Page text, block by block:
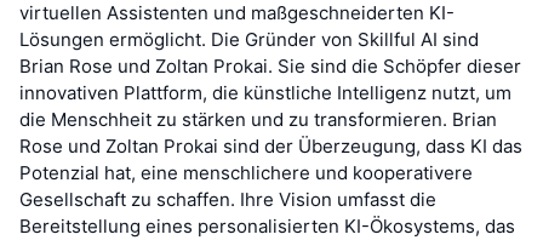
virtuellen Assistenten und maßgeschneiderten KI-
Lösungen ermöglicht. Die Gründer von Skillful AI sind
Brian Rose und Zoltan Prokai. Sie sind die Schöpfer dieser
innovativen Plattform, die künstliche Intelligenz nutzt, um
die Menschheit zu stärken und zu transformieren. Brian
Rose und Zoltan Prokai sind der Überzeugung, dass KI das
Potenzial hat, eine menschlichere und kooperativere
Gesellschaft zu schaffen. Ihre Vision umfasst die
Bereitstellung eines personalisierten KI-Ökosystems, das